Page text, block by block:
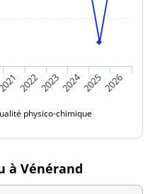
physico-chimique
20222023202420252026
à Vénérand